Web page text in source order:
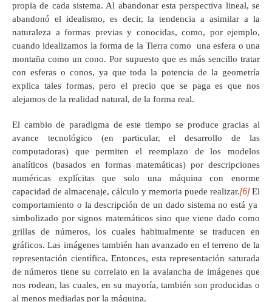
propia de cada sistema. Al abandonar esta perspectiva lineal, se
abandonó el idealismo, es decir, la tendencia a asimilar a la
naturaleza a formas previas y conocidas, como, por ejemplo,
cuando idealizamos la forma de la Tierra como una esfera o una
montaña como un cono. Por supuesto que es más sencillo tratar
con esferas o conos, ya que toda la potencia de la geometría
explica tales formas, pero el precio que se paga es que nos
alejamos de la realidad natural, de la forma real.
El cambio de paradigma de este tiempo se produce gracias al
avance tecnológico (en particular, el desarrollo de las
computadoras) que permiten el reemplazo de los modelos
analíticos (basados en formas matemáticas) por descripciones
numéricas explícitas que solo una máquina con enorme
capacidad de almacenaje, cálculo y memoria puede realizar.[6]El
comportamiento o la descripción de un dado sistema no está ya
simbolizado por signos matemáticos sino que viene dado como
grillas de números, los cuales habitualmente se traducen en
gráficos. Las imágenes también han avanzado en el terreno de la
representación científica. Entonces, esta representación saturada
de números tiene su correlato en la avalancha de imágenes que
nos rodean, las cuales, en su mayoría, también son producidas o
al menos mediadas por la máquina.